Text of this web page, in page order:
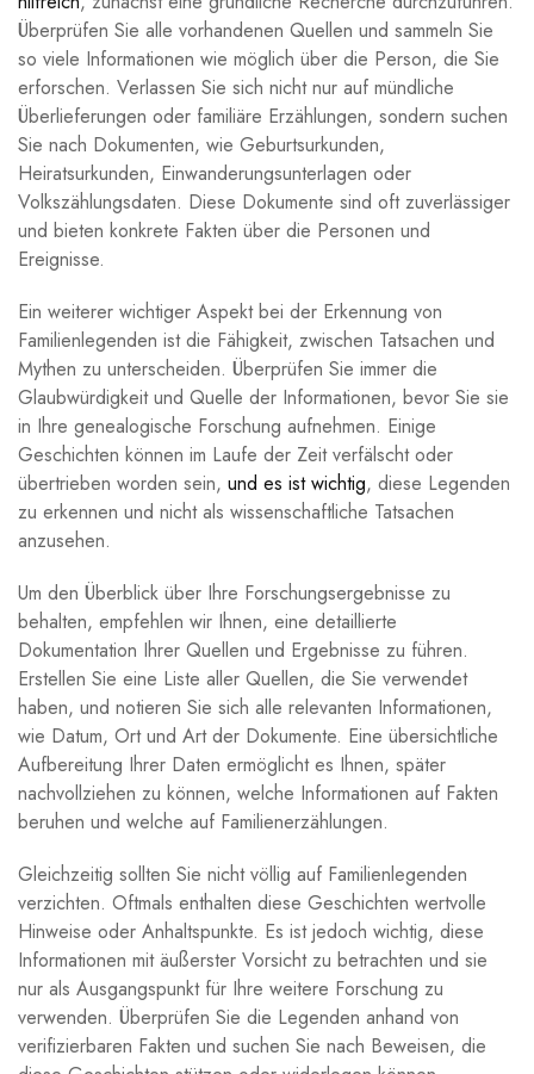
Überprüfen Sie alle vorhandenen Quellen und sammeln Sie
so viele Informationen wie möglich über die Person, die Sie
erforschen. Verlassen Sie sich nicht nur auf mündliche
Überlieferungen oder familiäre Erzählungen, sondern suchen
Sie nach Dokumenten, wie Geburtsurkunden,
Heiratsurkunden, Einwanderungsunterlagen oder
Volkszählungsdaten. Diese Dokumente sind oft zuverlässiger
und bieten konkrete Fakten über die Personen und
Ereignisse.
Ein weiterer wichtiger Aspekt bei der Erkennung von
Familienlegenden ist die Fähigkeit, zwischen Tatsachen und
Mythen zu unterscheiden. Überprüfen Sie immer die
Glaubwürdigkeit und Quelle der Informationen, bevor Sie sie
in Ihre genealogische Forschung aufnehmen. Einige
Geschichten können im Laufe der Zeit verfälscht oder
übertrieben worden sein, und es ist wichtig, diese Legenden
zu erkennen und nicht als wissenschaftliche Tatsachen
anzusehen.
Um den Überblick über Ihre Forschungsergebnisse zu
behalten, empfehlen wir Ihnen, eine detaillierte
Dokumentation Ihrer Quellen und Ergebnisse zu führen.
Erstellen Sie eine Liste aller Quellen, die Sie verwendet
haben, und notieren Sie sich alle relevanten Informationen,
wie Datum, Ort und Art der Dokumente. Eine übersichtliche
Aufbereitung Ihrer Daten ermöglicht es Ihnen, später
nachvollziehen zu können, welche Informationen auf Fakten
beruhen und welche auf Familienerzählungen.
Gleichzeitig sollten Sie nicht völlig auf Familienlegenden
verzichten. Oftmals enthalten diese Geschichten wertvolle
Hinweise oder Anhaltspunkte. Es ist jedoch wichtig, diese
Informationen mit äußerster Vorsicht zu betrachten und sie
nur als Ausgangspunkt für Ihre weitere Forschung zu
verwenden. Überprüfen Sie die Legenden anhand von
verifizierbaren Fakten und suchen Sie nach Beweisen, die